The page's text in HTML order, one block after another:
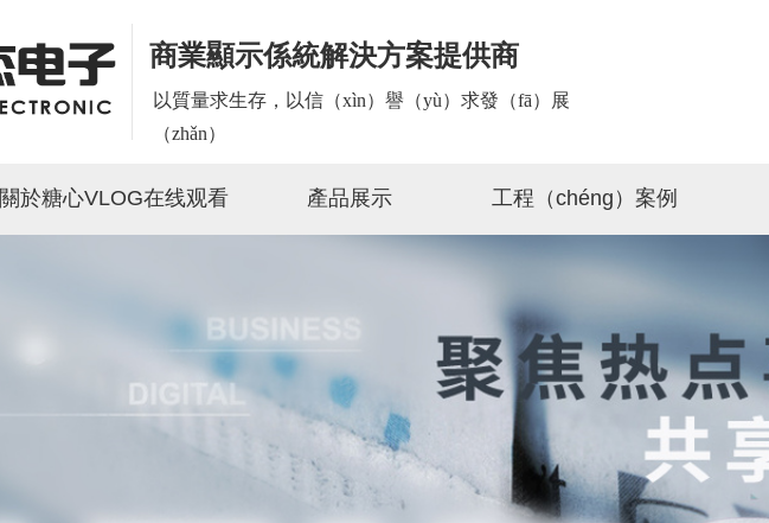
商業顯示係統解決方案提供商
以質量求生存，以信（xìn）譽（yù）求發（fā）展
（zhǎn）
關於糖心VLOG在线观看 產品展示 工程（chéng）案例